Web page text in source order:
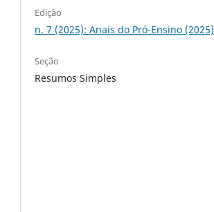
Edição
n. 7 (2025): Anais do Pró-Ensino (2025)
Seção
Resumos Simples